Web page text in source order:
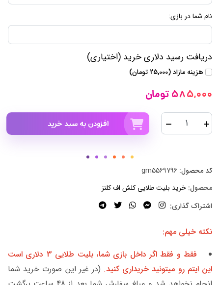
نام شما در بازی:
دریافت رسید دلاری خرید (اختیاری)
هزینه مازاد (25,000 تومان)
585,000 تومان
افزودن به سبد خرید
کد محصول:
محصول: خرید بلیت طلایی کلش اف کلنز
اشتراک گذاری:
نکته خیلی مهم:
فقط و فقط اگر داخل بازی شما، بلیت طلایی 3 دلاری است
این ایتم رو میتونید خریداری کنید. (در غیر این صورت خرید شما